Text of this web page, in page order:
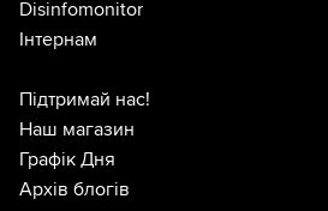
Disinfomonitor
Інтернам
Підтримай нас!
Наш магазин
Графік Дня
Архів блогів